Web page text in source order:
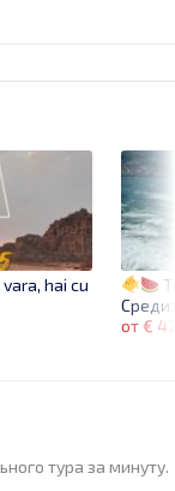
от €
hai cu
тура за минуту.